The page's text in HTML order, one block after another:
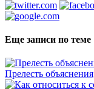
Еще записи по теме
Прелесть объяснения